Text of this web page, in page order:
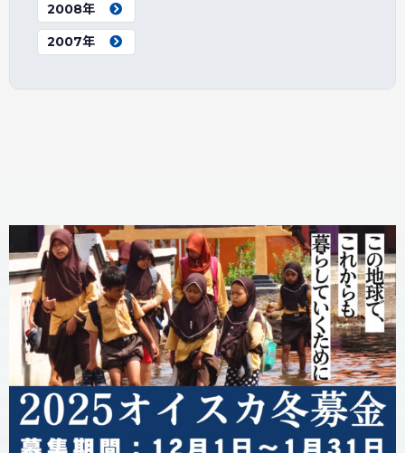
2008年
2007年